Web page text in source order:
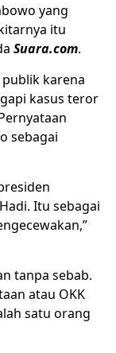
yang
itu
Suara.com.
karena
kasus teror
sebagai
Itu sebagai
tanpa sebab.
atau OKK
satu orang